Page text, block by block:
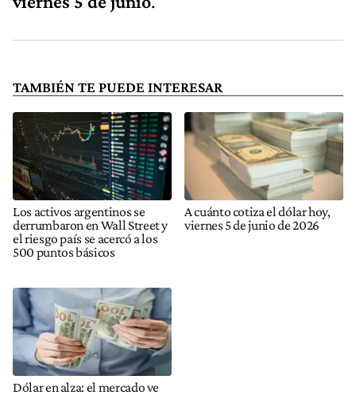
TAMBIÉN TE PUEDE INTERESAR
Los activos argentinos se
derrumbaron en Wall Street y
el riesgo país se acercó a los
500 puntos básicos
A cuánto cotiza el dólar hoy,
viernes 5 de junio de 2026
Dólar en alza: el mercado ve